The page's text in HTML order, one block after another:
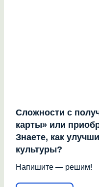
Сложности с
карты» или
Знаете, как
культуры?
Напишите — решим!